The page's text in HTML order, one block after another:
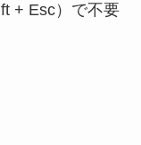
+ Esc）で不要